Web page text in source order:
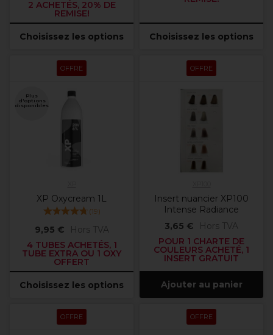
2 ACHETÉS, 20% DE
REMISE!
Choisissez les options Choisissez les options
OFFRE
Plus
d'options
disponibles
XP Oxycream 1L
(19)
9,95 €
Hors TVA
4 TUBES ACHETÉS, 1
TUBE EXTRA OU 1 OXY
OFFERT
Choisissez les options
OFFRE
Insert nuancier XP100
Intense Radiance
3,65 €
Hors TVA
POUR 1 CHARTE DE
COULEURS ACHETÉ, 1
INSERT GRATUIT
Ajouter au panier
OFFRE OFFRE